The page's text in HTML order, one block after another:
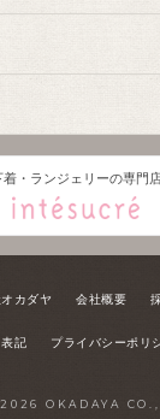
着・ランジェリーの専門
カダヤ 会社概要
記 プライバシーポリ
2026 OKADAYA